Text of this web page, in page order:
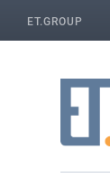
ET.GROUP